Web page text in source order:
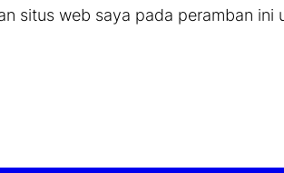
situs web saya pada peramban ini